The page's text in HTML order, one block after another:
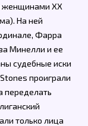
женщинами XX
На ней
Фарра
Минелли и ее
судебные иски
проиграли
переделать
только лица